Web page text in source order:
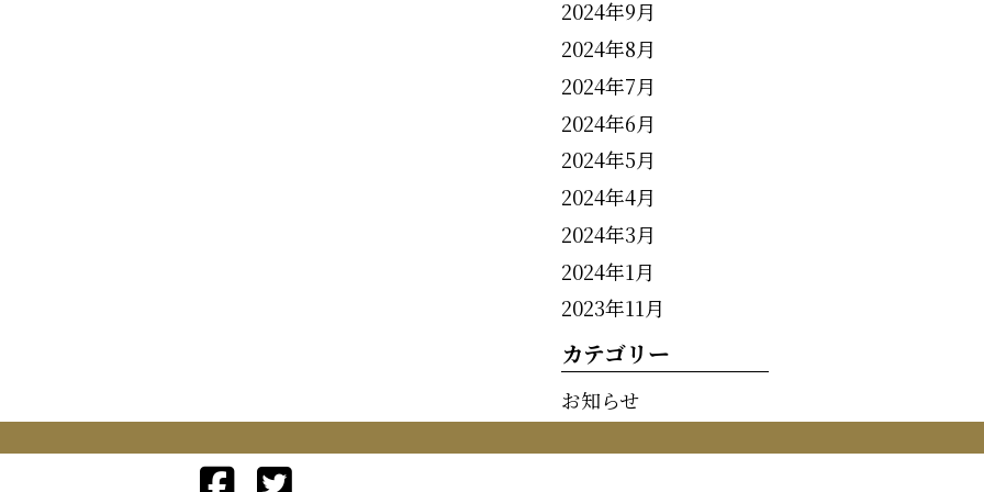
2024年9月
2024年8月
2024年7月
2024年6月
2024年5月
2024年4月
2024年3月
2024年1月
2023年11月
カテゴリー
お知らせ